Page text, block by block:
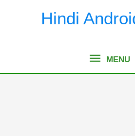
Hindi
MENU
MENU